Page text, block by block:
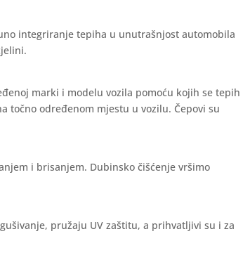
integriranje tepiha u unutrašnjost automobila
marki i modelu vozila pomoću kojih se tepih
točno određenom mjestu u vozilu. Čepovi su
i brisanjem. Dubinsko čišćenje vršimo
pružaju UV zaštitu, a prihvatljivi su i za